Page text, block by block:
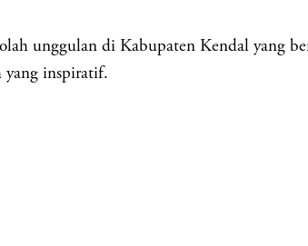
unggulan di Kabupaten Kendal yang
yang inspiratif.